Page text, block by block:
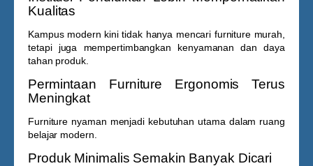
Kualitas
Kampus modern kini tidak hanya mencari furniture murah,
tetapi juga mempertimbangkan kenyamanan dan daya
tahan produk.
Permintaan Furniture Ergonomis Terus
Meningkat
Furniture nyaman menjadi kebutuhan utama dalam ruang
belajar modern.
Produk Minimalis Semakin Banyak Dicari